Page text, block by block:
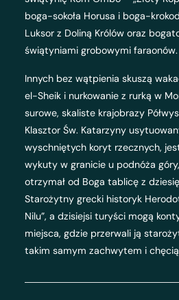
boga-sokoła Horusa i boga-
Luksor z Doliną Królów oraz
świątyniami grobowymi faraonów.
Innych bez wątpienia skuszą
el-Sheik i nurkowanie z rurką w
surowe, skaliste krajobrazy
Klasztor Św. Katarzyny
wyschniętych koryt rzecznych,
wykuty w granicie u podnóża
otrzymał od Boga tablicę z
Starożytny grecki historyk
Nilu”, a dzisiejsi turyści mogą
miejsca, gdzie przerwali ją
takim samym zachwytem i